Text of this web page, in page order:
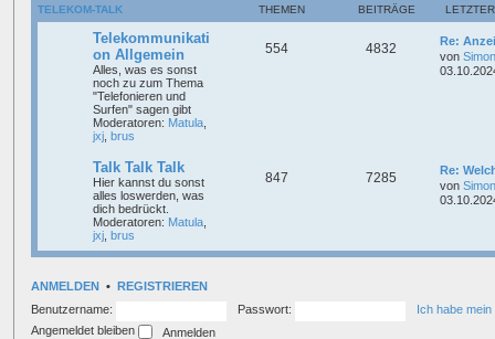
TELEKOM-TALK THEMEN BEITRÄGE
Telekommunikati
on Allgemein
Alles, was es sonst
noch zu zum Thema
"Telefonieren und
Surfen" sagen gibt
Moderatoren: Matula
jxj brus
554 4832
Re:
von
Talk Talk Talk
Hier kannst du sonst
alles loswerden, was
dich bedrückt.
Moderatoren: Matula
jxj brus
847 7285
Re:
von
ANMELDEN • REGISTRIEREN
Benutzername:
Passwort:
Ich habe
Angemeldet bleiben